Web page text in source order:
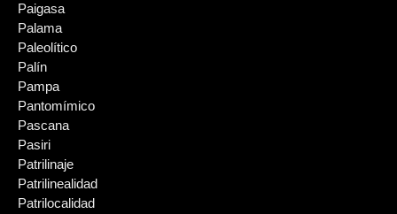
Paigasa
Palama
Paleolítico
Palín
Pampa
Pantomímico
Pascana
Pasiri
Patrilinaje
Patrilinealidad
Patrilocalidad